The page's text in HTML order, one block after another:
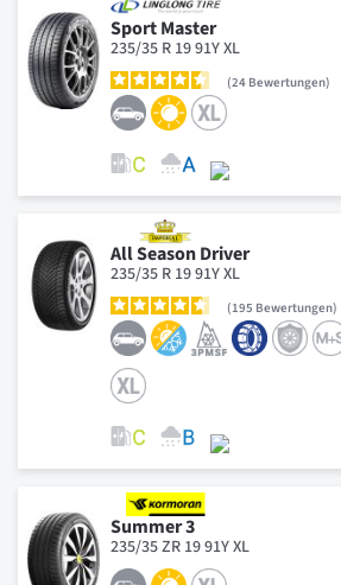
Sport Master
235/35 R 19 91Y XL
24 Bewertungen
All Season Driver
235/35 R 19 91Y XL
195 Bewertungen
Summer 3
235/35 ZR 19 91Y XL